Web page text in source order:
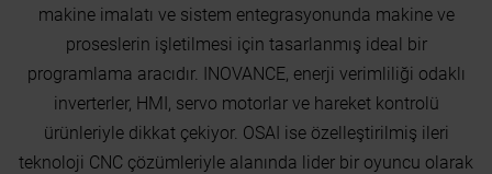
makine imalatı ve sistem entegrasyonunda makine ve
proseslerin işletilmesi için tasarlanmış ideal bir
programlama aracıdır. INOVANCE, enerji verimliliği odaklı
inverterler, HMI, servo motorlar ve hareket kontrolü
ürünleriyle dikkat çekiyor. OSAI ise özelleştirilmiş ileri
teknoloji CNC çözümleriyle alanında lider bir oyuncu olarak